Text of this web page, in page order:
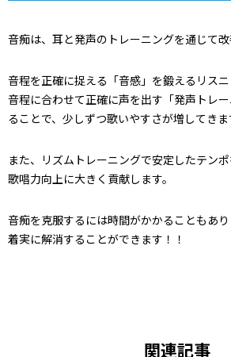
音痴は、耳と発声のトレーニングを通じて改
音程を正確に捉える「音感」を鍛えるリスニ
音程に合わせて正確に声を出す「発声トレ
ることで、少しずつ歌いやすさが増してきま
また、リズムトレーニングで安定したテンポ
歌唱力向上に大きく貢献します。
音痴を克服するには時間がかかることもあ
着実に解消することができます！！
関連記事